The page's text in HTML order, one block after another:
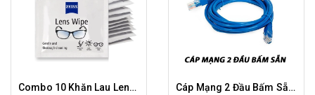
Combo 10 Khăn Lau Lens, Vệ Sinh Đồ Điện Tử Cao Cấp Carl Zeiss
Cáp Mạng 2 Đầu Bấm Sẵn LXF Tốc Độ CAT 5E Đúc 2 Đầu